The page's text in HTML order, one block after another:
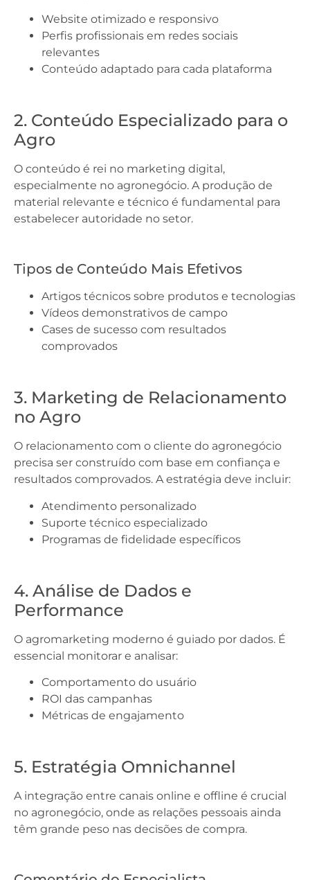
Website otimizado e responsivo
Perfis profissionais em redes sociais
relevantes
Conteúdo adaptado para cada plataforma
2. Conteúdo Especializado para o
Agro
O conteúdo é rei no marketing digital,
especialmente no agronegócio. A produção de
material relevante e técnico é fundamental para
estabelecer autoridade no setor.
Tipos de Conteúdo Mais Efetivos
Artigos técnicos sobre produtos e tecnologias
Vídeos demonstrativos de campo
Cases de sucesso com resultados
comprovados
3. Marketing de Relacionamento
no Agro
O relacionamento com o cliente do agronegócio
precisa ser construído com base em confiança e
resultados comprovados. A estratégia deve incluir:
Atendimento personalizado
Suporte técnico especializado
Programas de fidelidade específicos
4. Análise de Dados e
Performance
O agromarketing moderno é guiado por dados. É
essencial monitorar e analisar:
Comportamento do usuário
ROI das campanhas
Métricas de engajamento
5. Estratégia Omnichannel
A integração entre canais online e offline é crucial
no agronegócio, onde as relações pessoais ainda
têm grande peso nas decisões de compra.